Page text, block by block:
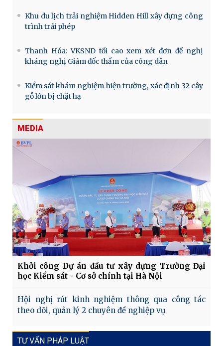
Khu du lịch trải nghiệm Hidden Hill xây dựng công
trình trái phép
Thanh Hóa: VKSND tối cao xem xét đơn đề nghị
kháng nghị Giám đốc thẩm của công dân
Kiểm sát khám nghiệm hiện trường, xác định 32 cây
gỗ lớn bị chặt hạ
MEDIA
Khởi công Dự án đầu tư xây dựng Trường Đại
học Kiểm sát - Cơ sở chính tại Hà Nội
Hội nghị rút kinh nghiệm thông qua công tác
theo dõi, quản lý 2 chuyên đề nghiệp vụ
TƯ VẤN PHÁP LUẬT